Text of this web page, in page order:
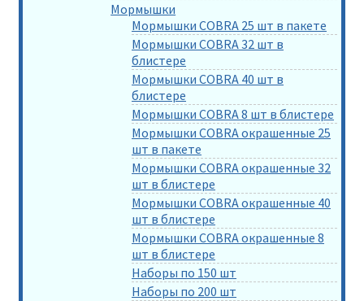
Мормышки
Мормышки COBRA 25 шт в пакете
Мормышки COBRA 32 шт в
блистере
Мормышки COBRA 40 шт в
блистере
Мормышки COBRA 8 шт в блистере
Мормышки COBRA окрашенные 25
шт в пакете
Мормышки COBRA окрашенные 32
шт в блистере
Мормышки COBRA окрашенные 40
шт в блистере
Мормышки COBRA окрашенные 8
шт в блистере
Наборы по 150 шт
Наборы по 200 шт